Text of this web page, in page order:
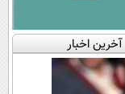
آخرین اخبار